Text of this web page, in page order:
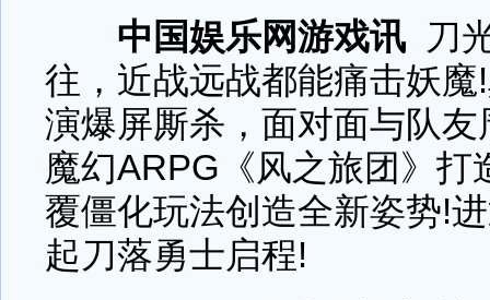
中国娱乐网游戏讯
刀
往，近战远战都能痛击妖
演爆屏厮杀，面对面与队
魔幻ARPG《风之旅团》打
覆僵化玩法创造全新姿势!
起刀落勇士启程!